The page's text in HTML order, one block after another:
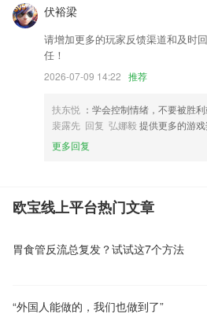
伏裕梁
请增加更多的玩家反馈渠道和及时
任！
2026-07-09 14:22 推荐
扶东悦 ：学会控制情绪，不要被胜
裴露先 回复 弘娜毅提供更多的游
更多回复
欧宝线上平台热门文章
胃食管反流总复发？试试这7个方法
“外国人能做的，我们也做到了”